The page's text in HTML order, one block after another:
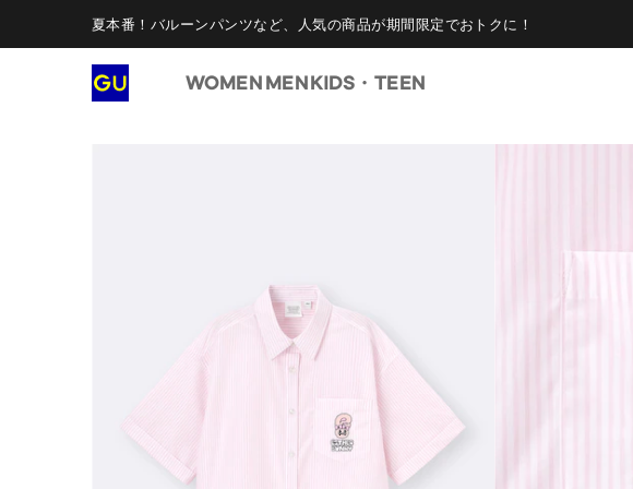
夏本番！バルーンパンツなど、人気の商品が期間限定でおトクに！
WOMEN MENKIDS・TEEN